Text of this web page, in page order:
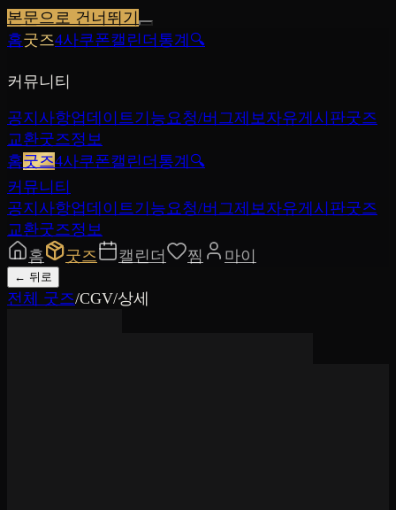
본문으로 건너뛰기
홈굿즈4사쿠폰캘린더 통계 🔍
커뮤니티
공지사항업데이트기능요청/버그제보자유게시판굿즈
교환굿즈정보
홈굿즈4사쿠폰캘린더 통계 🔍
커뮤니티
공지사항업데이트기능요청/버그제보자유게시판굿즈
교환굿즈정보
홈
굿즈 캘린더 찜 마이
← 뒤로
전체 굿즈/CGV/상세